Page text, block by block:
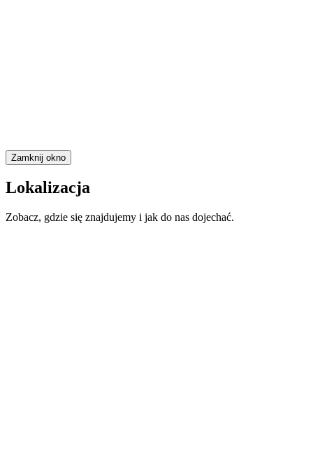
Zamknij okno
Lokalizacja
Zobacz, gdzie się znajdujemy i jak do nas dojechać.